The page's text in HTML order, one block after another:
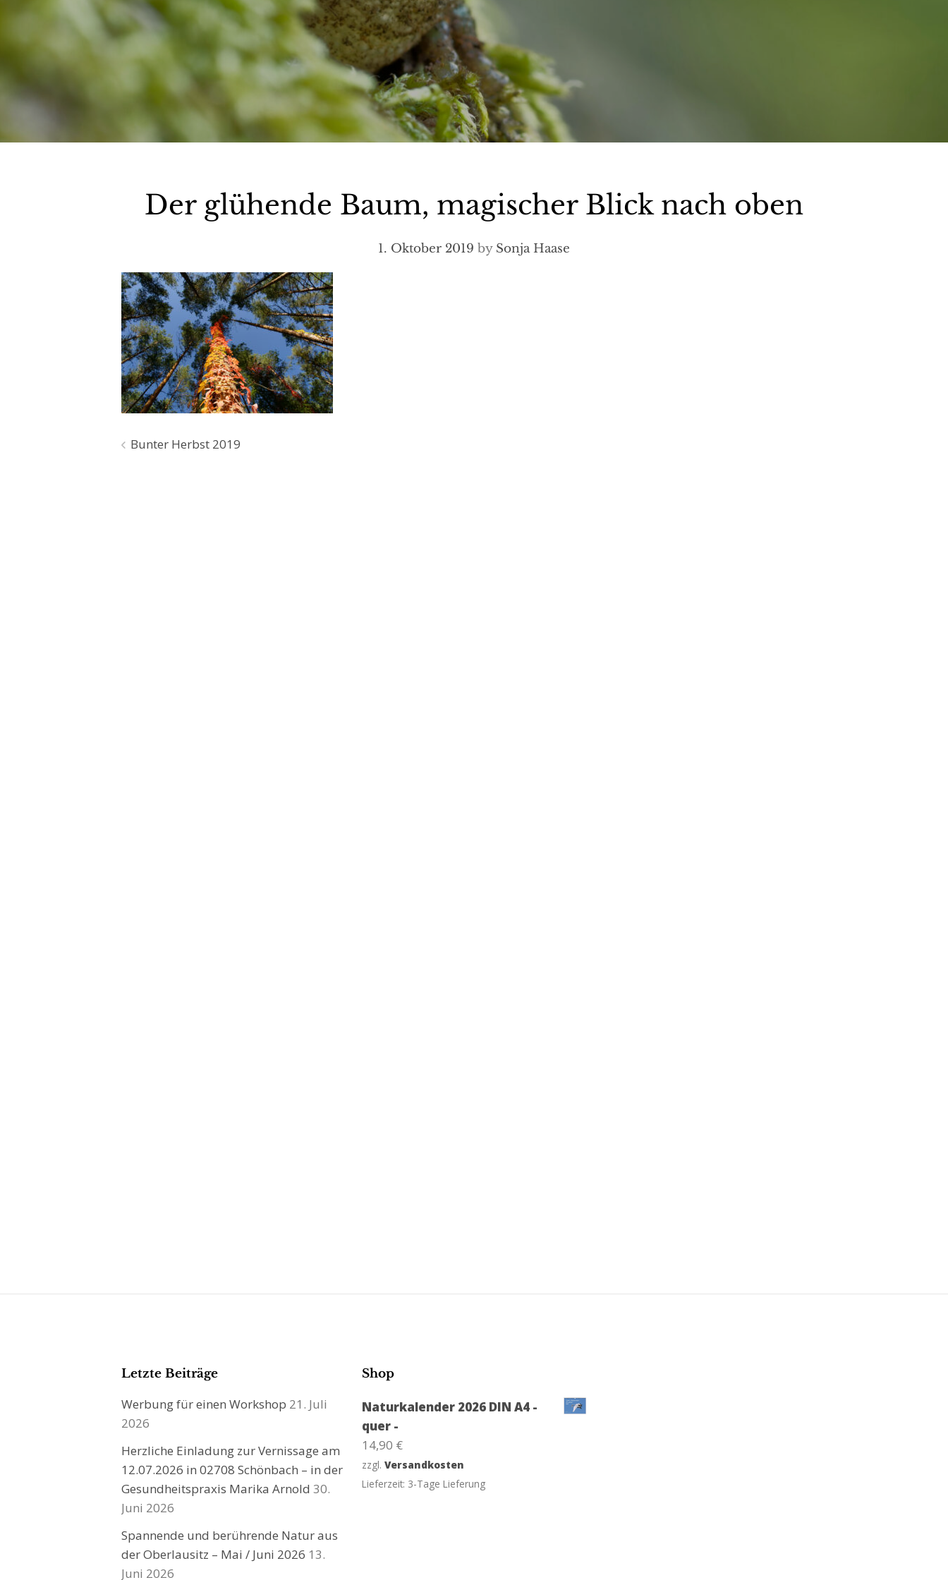
Der glühende Baum, magischer Blick nach oben
1. Oktober 2019 by Sonja Haase
Beitragsnavigation
Bunter Herbst 2019
Letzte Beiträge
Werbung für einen Workshop 21. Juli
2026
Herzliche Einladung zur Vernissage am
12.07.2026 in 02708 Schönbach – in der
Gesundheitspraxis Marika Arnold 30.
Juni 2026
Spannende und berührende Natur aus
der Oberlausitz – Mai / Juni 2026 13.
Juni 2026
Shop
Naturkalender 2026 DIN A4 -
quer -
14,90 €
zzgl.Versandkosten
Lieferzeit: 3-Tage Lieferung